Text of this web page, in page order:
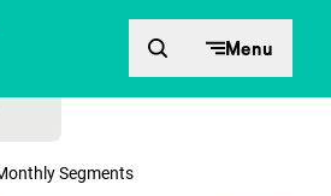
Menu
Segments